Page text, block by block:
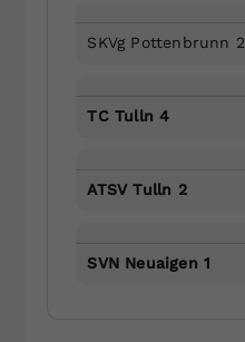
SKVg Pottenbrunn 2
TC Tulln 4
ATSV Tulln 2
SVN Neuaigen 1